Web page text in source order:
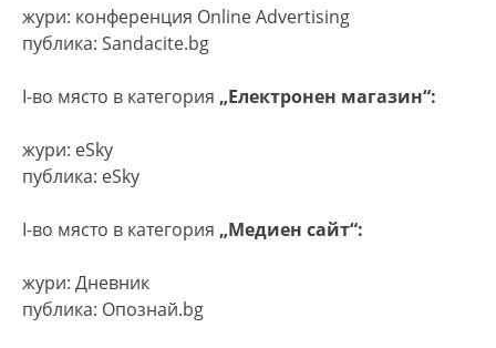
жури: конференция Online Advertising
публика: Sandacite.bg
I-во място в категория „Електронен магазин“:
жури: eSky
публика: eSky
I-во място в категория „Медиен сайт“:
жури: Дневник
публика: Опознай.bg